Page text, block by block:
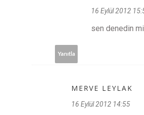
16 Eylül 2012
sen denedin mi
Yanıtla
MERVE LEYLAK
16 Eylül 2012 14:55